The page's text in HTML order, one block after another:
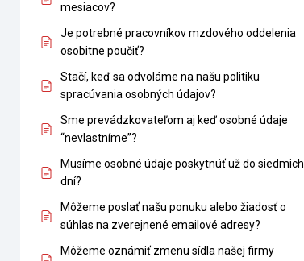
mesiacov?
Je potrebné pracovníkov mzdového oddelenia
osobitne poučiť?
Stačí, keď sa odvoláme na našu politiku
spracúvania osobných údajov?
Sme prevádzkovateľom aj keď osobné údaje
“nevlastníme”?
Musíme osobné údaje poskytnúť už do siedmich
dní?
Môžeme poslať našu ponuku alebo žiadosť o
súhlas na zverejnené emailové adresy?
Môžeme oznámiť zmenu sídla našej firmy